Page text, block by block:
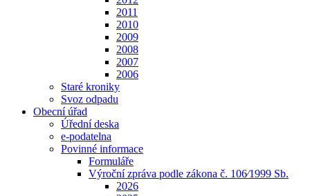
2011
2010
2009
2008
2007
2006
Staré kroniky
Svoz odpadu
Obecní úřad
Úřední deska
e-podatelna
Povinné informace
Formuláře
Výroční zpráva podle zákona č. 106⁄1999 Sb.
2026